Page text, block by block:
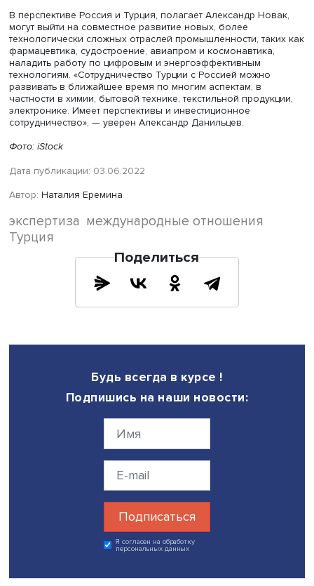
второму раунду переговоров с турецкими компаниями
замещению уходящих из России западных фирм и
дальнейших сделок, сообщил недавно президент
Российского совета торговых центров (РСТЦ) Дмитрий
Москаленко.
«Российский совет торговых центров провел первый
переговоров с представителями турецких компаний.
коллеги из Турции изучают возможность выхода на
предложения. Мы ждем от них дату следующих
агентству ТАСС Дмитрий Москаленко. Подвижки уже
говорит он. Турецкий ритейл-холдинг FLO Retailing
российские точки продаж производителя спортивной
и обуви Reebok. Ждем следующих сделок, отметил
РСТЦ.
Готовятся покорить Россию и турецкие сети быстрого
они намерены прийти на место ушедших фастфуд-
кофеен. Некоторые из них уже в ближайшее время
кофеен — Yesen Burger, Chitir Chicken, Little Kitchen и
Coffee House — уже начали свою работу по
«Все это новые бренды для российского рынка. Chitir
и Yesen Burger готовы развиваться в России по мастер-
франшизе. Little Kitchen и сеть кофеен Arabica готовы
со своими инвестициями и открывать первые
магазины. Arabica в течение двух ближайших месяцев
свой первый флагманский кафе-магазин в Москве. Little
Kitchen готовы до конца 2022 года открыть три
прокомментировал новости Арсен Аюпов. Стоит
сеть кофеен Arabica работает в премиальном сегменте